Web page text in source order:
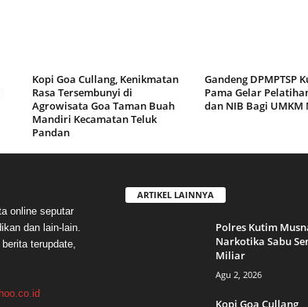
Kopi Goa Cullang, Kenikmatan
Rasa Tersembunyi di
Agrowisata Goa Taman Buah
Mandiri Kecamatan Teluk
Pandan
Gandeng DPMPTSP
Pama Gelar
dan NIB Bagi UMKM
online seputar
dan lain-lain.
terupdate,
ARTIKEL LAINNYA
Polres Kutim
Narkotika Sabu
Miliar
Agu 2, 2026
Kopi Goa Cullang,